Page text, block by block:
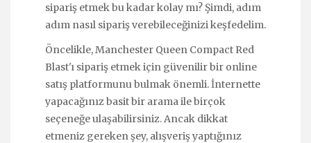
sipariş etmek bu kadar kolay mı? Şimdi, adım
adım nasıl sipariş verebileceğinizi keşfedelim.
Öncelikle, Manchester Queen Compact Red
Blast'ı sipariş etmek için güvenilir bir online
satış platformunu bulmak önemli. İnternette
yapacağınız basit bir arama ile birçok
seçeneğe ulaşabilirsiniz. Ancak dikkat
etmeniz gereken şey, alışveriş yaptığınız